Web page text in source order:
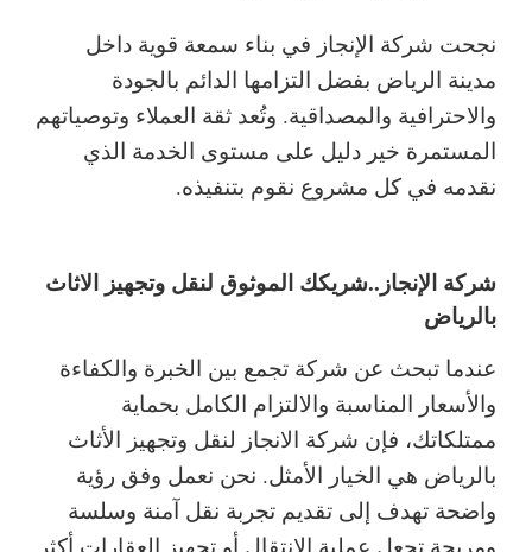
نجحت شركة الإنجاز في بناء سمعة قوية داخل
مدينة الرياض بفضل التزامها الدائم بالجودة
والاحترافية والمصداقية. وتُعد ثقة العملاء وتوصياتهم
المستمرة خير دليل على مستوى الخدمة الذي
نقدمه في كل مشروع نقوم بتنفيذه.
شركة الإنجاز..شريكك الموثوق لنقل وتجهيز الاثاث
بالرياض
عندما تبحث عن شركة تجمع بين الخبرة والكفاءة
والأسعار المناسبة والالتزام الكامل بحماية
ممتلكاتك، فإن شركة الانجاز لنقل وتجهيز الأثاث
بالرياض هي الخيار الأمثل. نحن نعمل وفق رؤية
واضحة تهدف إلى تقديم تجربة نقل آمنة وسلسة
ومريحة تجعل عملية الانتقال أو تجهيز العقارات أكثر